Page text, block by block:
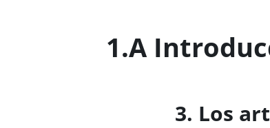
1.A
3. Los